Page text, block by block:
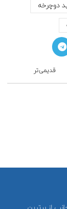
دوچرخه
قدیمی‌تر